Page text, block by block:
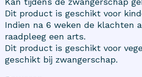
Dit product is geschikt voor
Indien na 6 weken de klachten
raadpleeg een arts.
Dit product is geschikt voor
geschikt bij zwangerschap.